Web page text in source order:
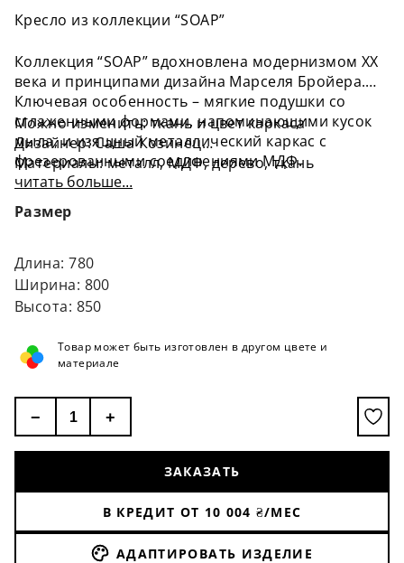
Кресло из коллекции “SOAP”
Коллекция “SOAP” вдохновлена модернизмом ХХ
века и принципами дизайна Марселя Бройера.
Ключевая особенность – мягкие подушки со
сглаженными формами, напоминающими кусок
мыла, и изящный металлический каркас с
фрезерованными соединениями МДФ.
Подлокотники и столик из натурального ясеня
естественную красоту материалов.
Можно изменить: ткань и цвет каркаса
Дизайнер: Саша Козинец
Материалы: металл, МДФ, дерево, ткань
Размеры (ВxГxШ): 994х1684х805 мм
читать больше...
Размер
Длина: 780
Ширина: 800
Высота: 850
Товар может быть изготовлен в другом цвете и
материале
− +
ЗАКАЗАТЬ
В КРЕДИТ ОТ 10 004 ₴/МЕС
АДАПТИРОВАТЬ ИЗДЕЛИЕ